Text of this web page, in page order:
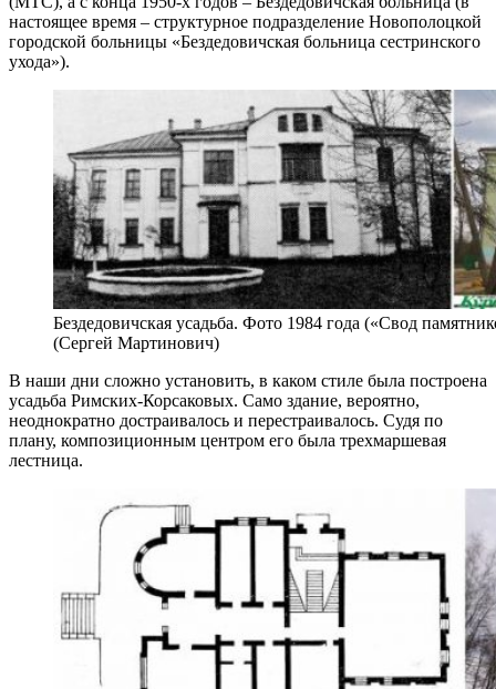
настоящее время – структурное подразделение Новополоцкой
городской больницы «Бездедовичская больница сестринского
ухода»).
Бездедовичская усадьба. Фото 1984 года («Свод
(Сергей Мартинович)
В наши дни сложно установить, в каком стиле была построена
усадьба Римских-Корсаковых. Само здание, вероятно,
неоднократно достраивалось и перестраивалось. Судя по
плану, композиционным центром его была трехмаршевая
лестница.